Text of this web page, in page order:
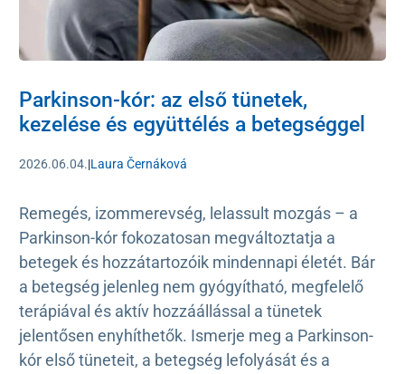
Parkinson-kór: az első tünetek,
kezelése és együttélés a betegséggel
2026.06.04.|Laura Černáková
Remegés, izommerevség, lelassult mozgás – a
Parkinson-kór fokozatosan megváltoztatja a
betegek és hozzátartozóik mindennapi életét. Bár
a betegség jelenleg nem gyógyítható, megfelelő
terápiával és aktív hozzáállással a tünetek
jelentősen enyhíthetők. Ismerje meg a Parkinson-
kór első tüneteit, a betegség lefolyását és a